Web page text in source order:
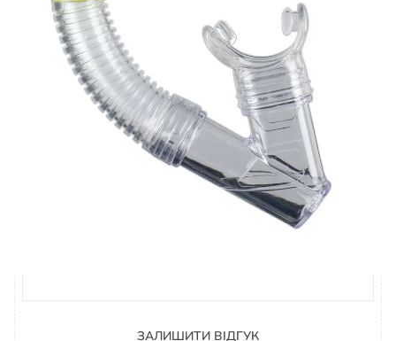
Оцініть товар
Так собі Нормально Добре
ЗАЛИШИТИ ВІДГУК